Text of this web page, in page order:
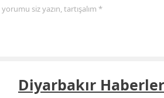
siz yazın, tartışalım *
Diyarbakır